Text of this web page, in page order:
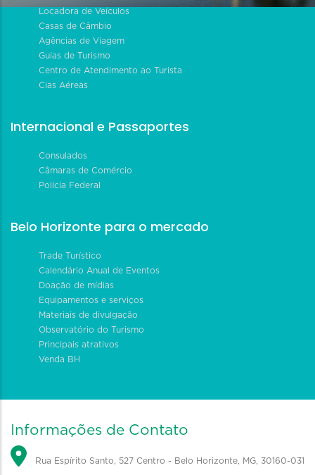
Locadora de Veículos
Casas de Câmbio
Agências de Viagem
Guias de Turismo
Centro de Atendimento ao Turista
Cias Aéreas
Internacional e Passaportes
Consulados
Câmaras de Comércio
Polícia Federal
Belo Horizonte para o mercado
Trade Turístico
Calendário Anual de Eventos
Doação de mídias
Equipamentos e serviços
Materiais de divulgação
Observatório do Turismo
Principais atrativos
Venda BH
Informações de Contato
Rua Espírito Santo, 527 Centro - Belo Horizonte, MG, 30160-031